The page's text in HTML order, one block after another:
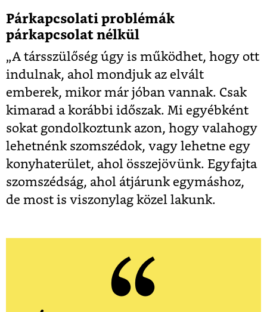
Párkapcsolati problémák
párkapcsolat nélkül
„A társszülőség úgy is működhet, hogy ott
indulnak, ahol mondjuk az elvált
emberek, mikor már jóban vannak. Csak
kimarad a korábbi időszak. Mi egyébként
sokat gondolkoztunk azon, hogy valahogy
lehetnénk szomszédok, vagy lehetne egy
konyhaterület, ahol összejövünk. Egyfajta
szomszédság, ahol átjárunk egymáshoz,
de most is viszonylag közel lakunk.